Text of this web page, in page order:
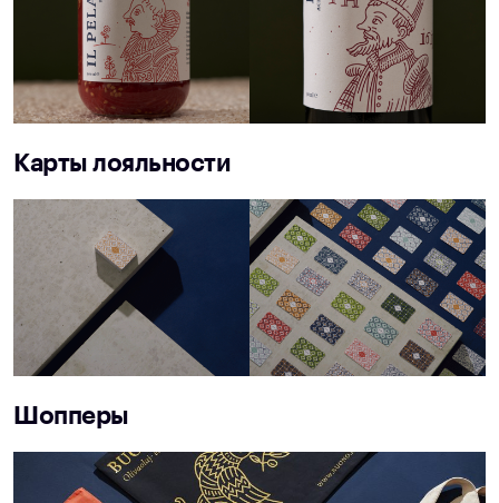
Карты лояльности
Шопперы